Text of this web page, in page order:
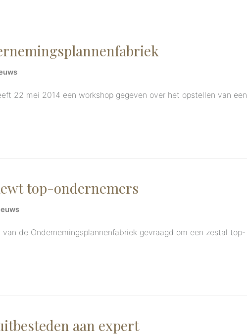
22 mei 2014 een workshop gegeven over het opstellen van een
top-ondernemers
de Ondernemingsplannenfabriek gevraagd om een zestal top-
aan expert